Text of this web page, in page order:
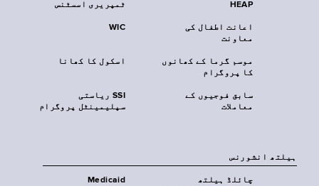
ٹمپریری اسسٹنس HEAP
WIC
اعانت اطفال کی
معاونت
اسکول کا کھانا
موسم گرما کے کھانوں
کا پروگرام
SSI ریاستی
سپلیمینٹل پروگرام
سابق فوجیوں کے
معاملات
‏ہیلتھ انشورنس
Medicaid
چائلڈ ہیلتھ